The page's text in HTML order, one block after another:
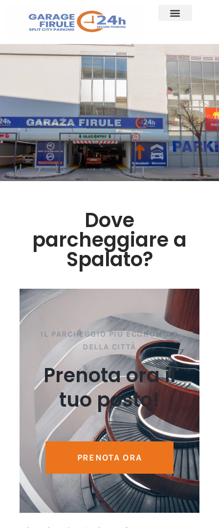
Dove
parcheggiare a
Spalato?
IL PARCHEGGIO PIÙ ECONOMICO
DELLA CITTÀ
Prenota ora il
tuo posto!
PRENOTA ORA